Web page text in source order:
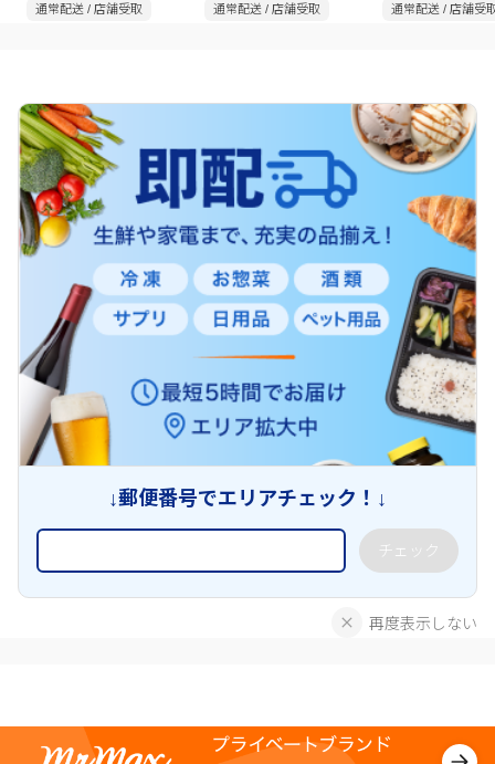
通常配送 / 店舗受取 通常配送 / 店舗受取 通常配送 / 店舗受
↓郵便番号でエリアチェック！↓
チェック
再度表示しない